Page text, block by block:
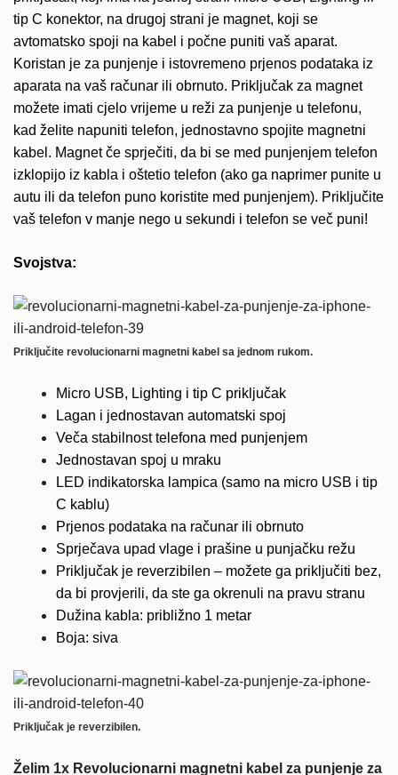
tip C konektor, na drugoj strani je magnet, koji se
avtomatsko spoji na kabel i počne puniti vaš aparat.
Koristan je za punjenje i istovremeno prjenos podataka iz
aparata na vaš računar ili obrnuto. Priključak za magnet
možete imati cjelo vrijeme u reži za punjenje u telefonu,
kad želite napuniti telefon, jednostavno spojite magnetni
kabel. Magnet če sprječiti, da bi se med punjenjem telefon
izklopijo iz kabla i oštetio telefon (ako ga naprimer punite u
autu ili da telefon puno koristite med punjenjem). Priključite
vaš telefon v manje nego u sekundi i telefon se več puni!
Svojstva:
Priključite revolucionarni magnetni kabel sa jednom rukom.
Micro USB, Lighting i tip C priključak
Lagan i jednostavan automatski spoj
Veča stabilnost telefona med punjenjem
Jednostavan spoj u mraku
LED indikatorska lampica (samo na micro USB i tip
C kablu)
Prjenos podataka na računar ili obrnuto
Sprječava upad vlage i prašine u punjačku režu
Priključak je reverzibilen – možete ga priključiti bez,
da bi provjerili, da ste ga okrenuli na pravu stranu
Dužina kabla: približno 1 metar
Boja: siva
Priključak je reverzibilen.
Želim 1x Revolucionarni magnetni kabel za punjenje za